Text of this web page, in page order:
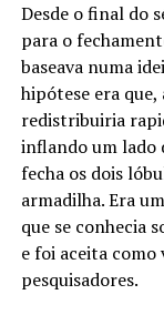
Desde o final do
para o
baseava numa
hipótese era
redistribuiria
inflando um lado
fecha os dois
armadilha. Era
que se conhecia
e foi aceita como
pesquisadores.